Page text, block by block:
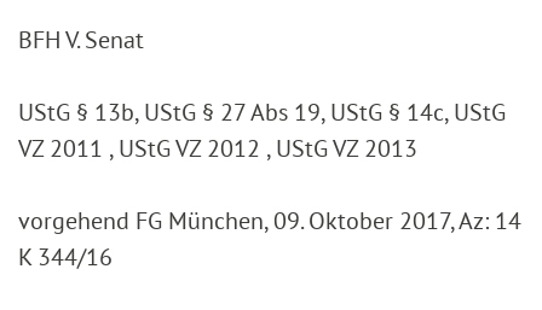
BFH V. Senat
UStG § 13b, UStG § 27 Abs 19, UStG § 14c, UStG
VZ 2011 , UStG VZ 2012 , UStG VZ 2013
vorgehend FG München, 09. Oktober 2017, Az: 14
K 344/16